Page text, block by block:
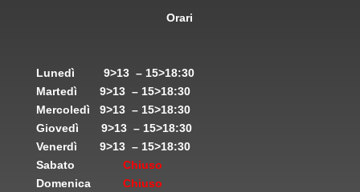
Orari
Lunedì 9>13 – 15>18:30
Martedì 9>13 – 15>18:30
Mercoledì 9>13 – 15>18:30
Giovedì 9>13 – 15>18:30
Venerdì 9>13 – 15>18:30
Sabato
Chiuso
Domenica
Chiuso